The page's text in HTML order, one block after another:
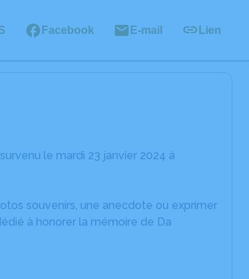
Facebook E-mail Lien
le mardi 23 janvier 2024 à
souvenirs, une anecdote ou exprimer
à honorer la mémoire de Da